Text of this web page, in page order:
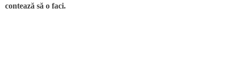
contează să o faci.